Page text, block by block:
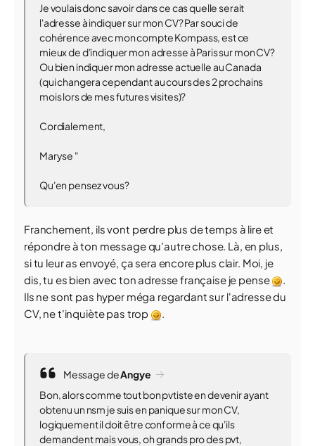
Je voulais donc savoir dans ce cas quelle serait
l'adresse à indiquer sur mon CV? Par souci de
cohérence avec mon compte Kompass, est ce
mieux de d'indiquer mon adresse à Paris sur mon CV?
Ou bien indiquer mon adresse actuelle au Canada
(qui changera cependant au cours des 2 prochains
mois lors de mes futures visites)?
Cordialement,
Maryse "
Qu'en pensez vous?
Franchement, ils vont perdre plus de temps à lire et
répondre à ton message qu'autre chose. Là, en plus,
si tu leur as envoyé, ça sera encore plus clair. Moi, je
dis, tu es bien avec ton adresse française je pense
.
Ils ne sont pas hyper méga regardant sur l'adresse du
CV, ne t'inquiète pas trop
.
Message deAngye
Bon, alors comme tout bon pvtiste en devenir ayant
obtenu un nsm je suis en panique sur mon CV,
logiquement il doit être conforme à ce qu'ils
demandent mais vous, oh grands pro des pvt,